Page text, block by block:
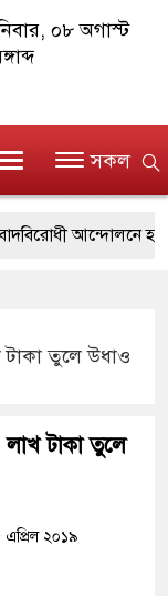
০৮ অগাস্ট
সকল
আন্দোলনে
চক্রের পাঁচ
টাকা তুলে উধাও
লাখ টাকা তুলে
২০১৯